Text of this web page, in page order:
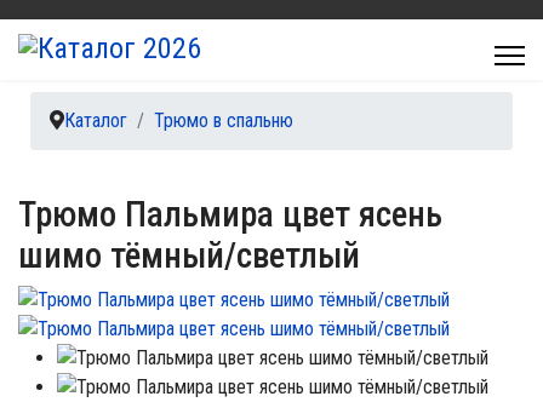
Каталог Трюмо в спальню
Трюмо Пальмира цвет ясень
шимо тёмный/светлый